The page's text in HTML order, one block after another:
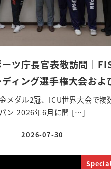
ツ庁長官表敬訪問｜
ィング選手権大会お
メダル2冠、ICU世界大会で複
ン 2026年6月に開 […]
投稿日
2026-07-30